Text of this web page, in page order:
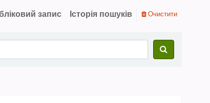
запис Історія пошуків Очистити